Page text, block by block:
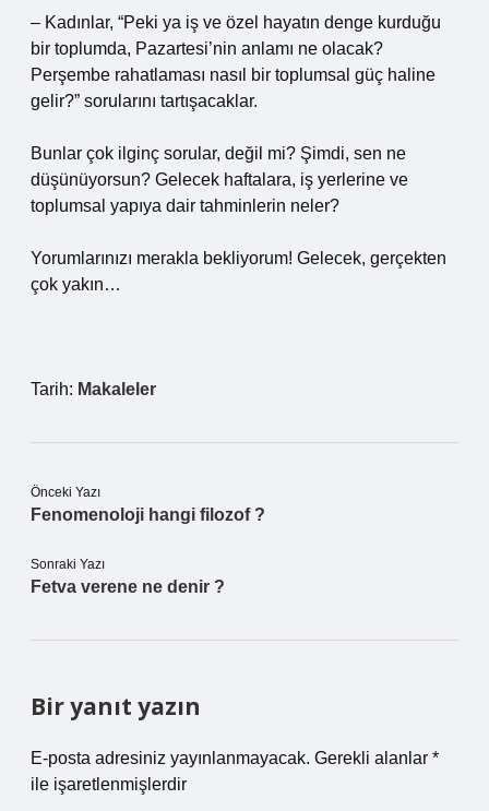
– Kadınlar, “Peki ya iş ve özel hayatın denge kurduğu
bir toplumda, Pazartesi’nin anlamı ne olacak?
Perşembe rahatlaması nasıl bir toplumsal güç haline
gelir?” sorularını tartışacaklar.
Bunlar çok ilginç sorular, değil mi? Şimdi, sen ne
düşünüyorsun? Gelecek haftalara, iş yerlerine ve
toplumsal yapıya dair tahminlerin neler?
Yorumlarınızı merakla bekliyorum! Gelecek, gerçekten
çok yakın…
Tarih: Makaleler
Önceki Yazı
Fenomenoloji hangi filozof ?
Sonraki Yazı
Fetva verene ne denir ?
Bir yanıt yazın
E-posta adresiniz yayınlanmayacak. Gerekli alanlar *
ile işaretlenmişlerdir